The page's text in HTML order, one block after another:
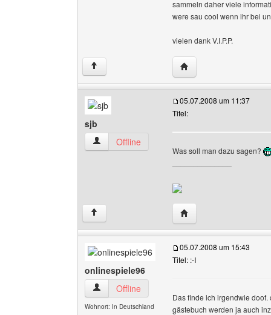
sammeln daher viele
were sau cool wenn ihr bei
vielen dank V.I.P.P.
↑ Website dieses
sjb
sjb Benutzer-Profile anzeigen
Offline
05.07.2008 um 11:37
Titel:
Was soll man dazu sagen?
↑ Website dieses
onlinespiele96
onlinespiele96 Benutzer-Profile anzeigen
Offline
Wohnort: In Deutschland
05.07.2008 um 15:43
Titel: :-I
Das finde ich irgendwie
gästebuch werden ja auch